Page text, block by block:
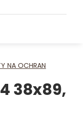
NA OCHRAN
38x89,